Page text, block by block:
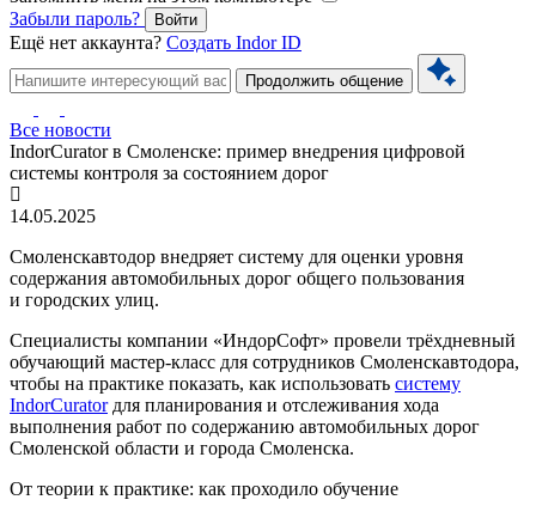
Забыли пароль?
Войти
Ещё нет аккаунта? Создать Indor ID
Продолжить общение
Все новости
IndorCurator в Смоленске: пример внедрения цифровой
системы контроля за состоянием дорог
14.05.2025
Смоленскавтодор внедряет систему для оценки уровня
содержания автомобильных дорог общего пользования
и городских улиц.
Специалисты компании «ИндорСофт» провели трёхдневный
обучающий мастер-класс для сотрудников Смоленскавтодора,
чтобы на практике показать, как использовать систему
IndorCuratorдля планирования и отслеживания хода
выполнения работ по содержанию автомобильных дорог
Смоленской области и города Смоленска.
От теории к практике: как проходило обучение